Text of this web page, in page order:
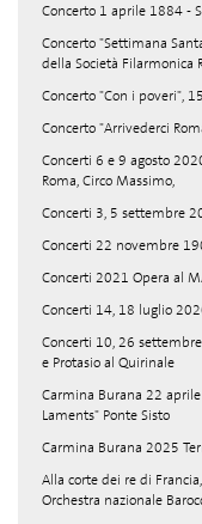
Concerto 1 aprile 1884 -
Concerto "Settimana
della Società Filarmonica
Concerto "Con i poveri",
Concerto "Arrivederci
Concerti 6 e 9 agosto
Roma, Circo Massimo,
Concerti 3, 5 settembre
Concerti 22 novembre
Concerti 2021 Opera al
Concerti 14, 18 luglio
Concerti 10, 26
e Protasio al Quirinale
Carmina Burana 22
Laments" Ponte Sisto
Carmina Burana 2025
Alla corte dei re di
Orchestra nazionale